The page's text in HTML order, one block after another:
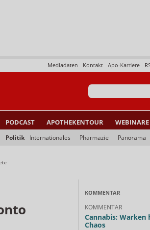
Apo-Karriere
Kontakt
Mediadaten
PODCAST APOTHEKENTOUR WEBINARE
Politik Internationales Pharmazie Panorama
KOMMENTAR
KOMMENTAR
Cannabis: Warken
Chaos